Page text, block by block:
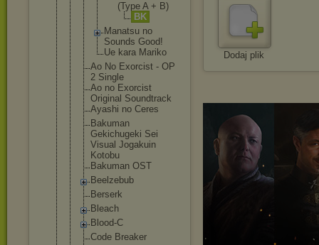
(Type A + B)
BK
Manatsu no
Sounds Good!
Ue kara Mariko
Ao No Exorcist - OP
2 Single
Ao no Exorcist
Original Soundtrack
Ayashi no Ceres
Bakuman
Gekichugeki Sei
Visual Jogakuin
Kotobu
Bakuman OST
Beelzebub
Berserk
Bleach
Blood-C
Code Breaker
Dodaj plik